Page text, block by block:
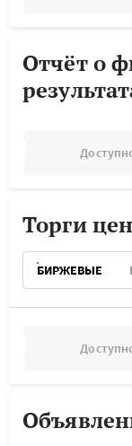
Отчёт о
Торги
БИРЖЕВЫЕ